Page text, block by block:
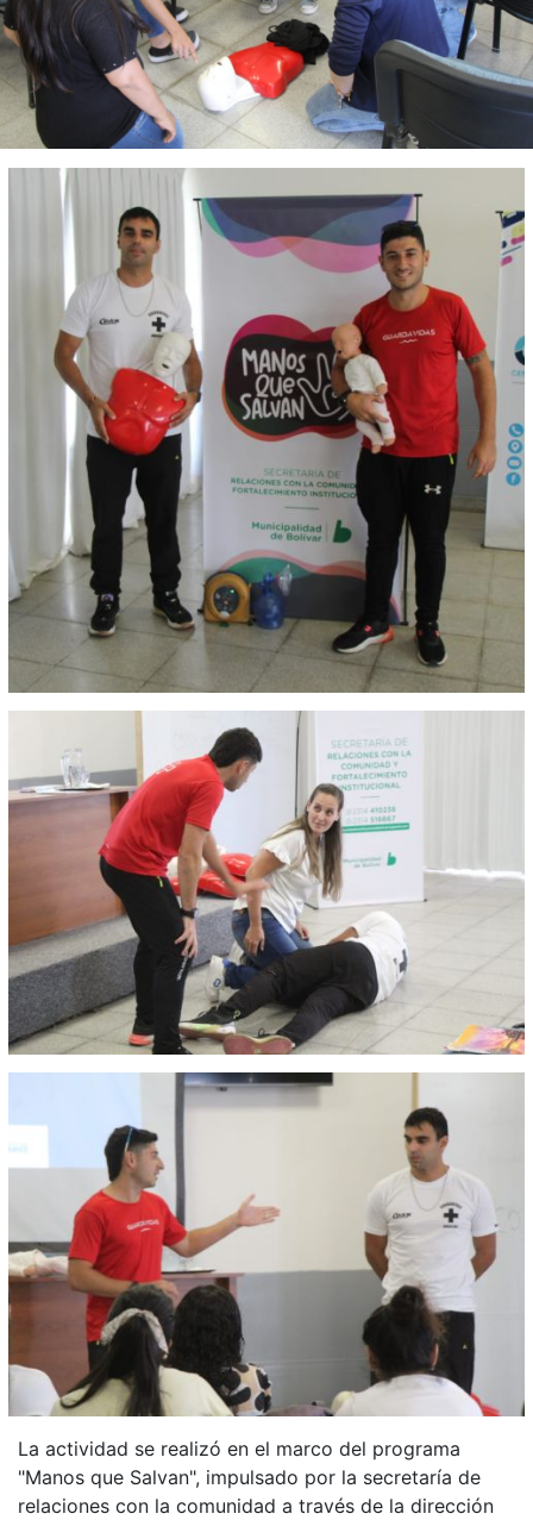
La actividad se realizó en el marco del programa
"Manos que Salvan", impulsado por la secretaría de
relaciones con la comunidad a través de la dirección